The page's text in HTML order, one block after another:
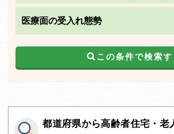
医療面の受入れ態勢
この条件で検索す
都道府県から高齢者住宅・老